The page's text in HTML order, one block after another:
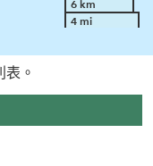
6 km
4 mi
。